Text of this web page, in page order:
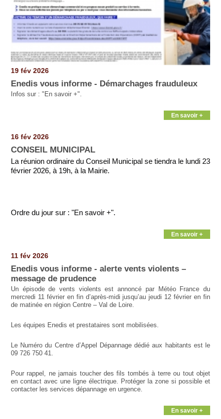
19 fév 2026
Enedis vous informe - Démarchages frauduleux
Infos sur : "En savoir +".
En savoir +
16 fév 2026
CONSEIL MUNICIPAL
La réunion ordinaire du Conseil Municipal se tiendra le lundi 23
février 2026, à 19h, à la Mairie.
Ordre du jour sur : "En savoir +".
En savoir +
11 fév 2026
Enedis vous informe - alerte vents violents –
message de prudence
Un épisode de vents violents est annoncé par Météo France du
mercredi 11 février en fin d’après-midi jusqu’au jeudi 12 février en fin
de matinée en région Centre – Val de Loire.
Les équipes Enedis et prestataires sont mobilisées.
Le Numéro du Centre d’Appel Dépannage dédié aux habitants est le
09 726 750 41.
Pour rappel, ne jamais toucher des fils tombés à terre ou tout objet
en contact avec une ligne électrique. Protéger la zone si possible et
contacter les services dépannage en urgence.
En savoir +